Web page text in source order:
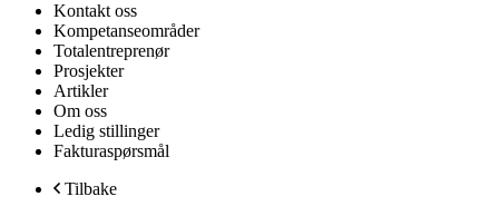
Kontakt oss
Kompetanseområder
Totalentreprenør
Prosjekter
Artikler
Om oss
Ledig stillinger
Fakturaspørsmål
Tilbake